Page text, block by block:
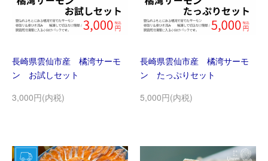
長崎県雲仙市産 橘湾サーモ
ン お試しセット
3,000円(内税)
長崎県雲仙市産 橘湾サーモ
ン たっぷりセット
5,000円(内税)